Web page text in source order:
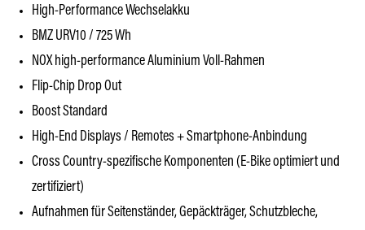
High-Performance Wechselakku
BMZ URV10 / 725 Wh
NOX high-performance Aluminium Voll-Rahmen
Flip-Chip Drop Out
Boost Standard
High-End Displays / Remotes + Smartphone-Anbindung
Cross Country-spezifische Komponenten (E-Bike optimiert und
zertifiziert)
Aufnahmen für Seitenständer, Gepäckträger, Schutzbleche,